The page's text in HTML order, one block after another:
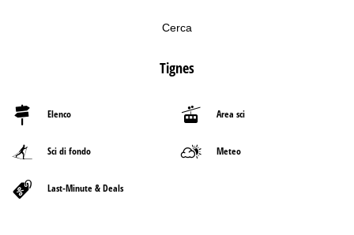
Cerca
Tignes
Elenco Area sci
Sci di fondo Meteo
Last-Minute & Deals